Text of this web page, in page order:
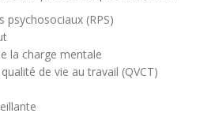
psychosociaux (RPS)
la charge mentale
de vie au travail (QVCT)